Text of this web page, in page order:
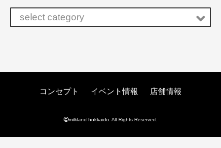
select category
コンセプト イベント情報 店舗情報
milkland hokkaido. All Rights Reserved.